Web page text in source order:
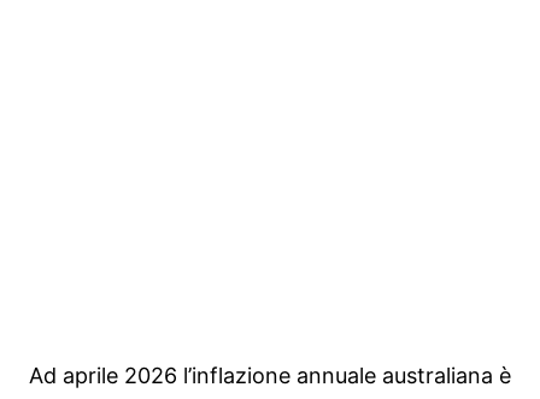
Ad aprile 2026 l’inflazione annuale australiana è